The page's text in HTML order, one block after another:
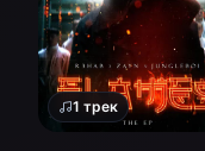
1 трек